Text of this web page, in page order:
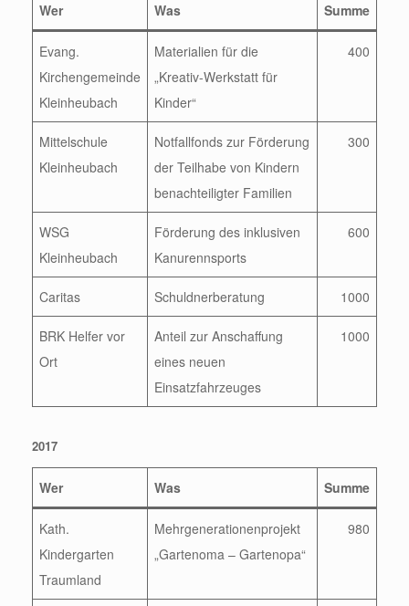
Wer Was Summe
Evang.
Kirchengemeinde
Kleinheubach
Materialien für die
„Kreativ-Werkstatt für
Kinder“
400
Mittelschule
Kleinheubach
Notfallfonds zur Förderung
der Teilhabe von Kindern
benachteiligter Familien
300
WSG
Kleinheubach
Förderung des inklusiven
Kanurennsports
600
Caritas Schuldnerberatung 1000
BRK Helfer vor
Ort
Anteil zur Anschaffung
eines neuen
Einsatzfahrzeuges
1000
2017
Wer Was Summe
Kath.
Kindergarten
Traumland
Mehrgenerationenprojekt
„Gartenoma – Gartenopa“
980